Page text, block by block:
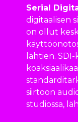
Serial
digitaalisen
on ollut
lähtien.
siirtoon
studiossa,